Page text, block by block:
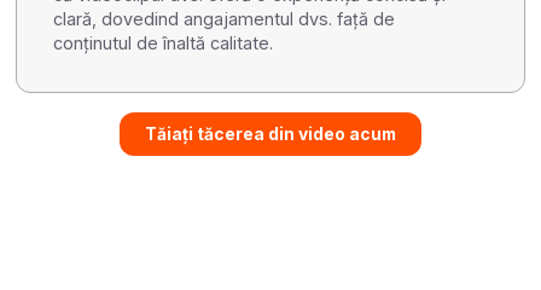
clară, dovedind angajamentul dvs. față de
conținutul de înaltă calitate.
Tăiați tăcerea din video acum